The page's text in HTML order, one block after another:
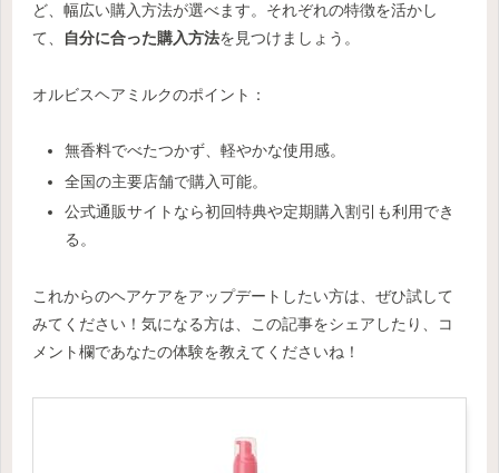
ど、幅広い購入方法が選べます。それぞれの特徴を活かし
て、
自分に合った購入方法を見つけましょう。
オルビスヘアミルクのポイント：
無香料でべたつかず、軽やかな使用感。
全国の主要店舗で購入可能。
公式通販サイトなら初回特典や定期購入割引も利用でき
る。
これからのヘアケアをアップデートしたい方は、ぜひ試して
みてください！気になる方は、この記事をシェアしたり、コ
メント欄であなたの体験を教えてくださいね！